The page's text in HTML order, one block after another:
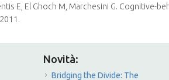
E, El Ghoch M, Marchesini G.
Novità:
Bridging the Divide: The